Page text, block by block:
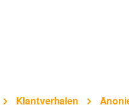
Klantverhalen